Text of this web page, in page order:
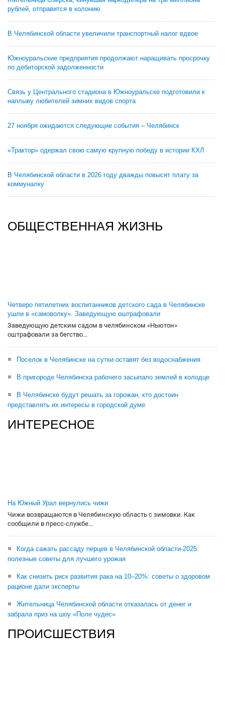
рублей, отправится в колонию
В Челябинской области увеличили транспортный налог вдвое
Южноуральские предприятия продолжают наращивать просрочку
по дебиторской задолженности
Связь у Центрального стадиона в Южноуральске подготовили к
наплыву любителей зимних видов спорта
27 ноября ожидаются следующие события – Челябинск
«Трактор» одержал свою самую крупную победу в истории КХЛ
В Челябинской области в 2026 году дважды повысят плату за
коммуналку
ОБЩЕСТВЕННАЯ ЖИЗНЬ
Четверо пятилетних воспитанников детского сада в Челябинске
ушли в «самоволку». Заведующую оштрафовали
Заведующую детским садом в челябинском «Ньютон»
оштрафовали за бегство...
Поселок в Челябинске на сутки оставят без водоснабжения
В пригороде Челябинска рабочего засыпало землей в колодце
В Челябинске будут решать за горожан, кто достоин
представлять их интересы в городской думе
ИНТЕРЕСНОЕ
На Южный Урал вернулись чижи
Чижи возвращаются в Челябинскую область с зимовки. Как
сообщили в пресс-службе...
Когда сажать рассаду перцев в Челябинской области-2025:
полезные советы для лучшего урожая
Как снизить риск развития рака на 10–20%: советы о здоровом
рационе дали эксперты
Жительница Челябинской области отказалась от денег и
забрала приз на шоу «Поле чудес»
ПРОИСШЕСТВИЯ